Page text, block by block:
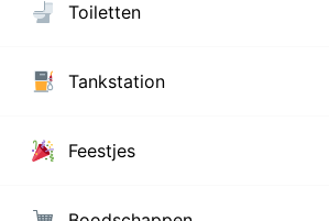
Toiletten
Tankstation
Feestjes